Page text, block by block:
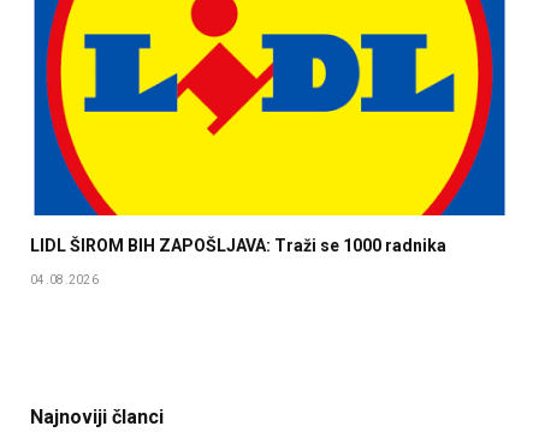
LIDL ŠIROM BIH ZAPOŠLJAVA: Traži se 1000 radnika
04.08.2026
Najnoviji članci